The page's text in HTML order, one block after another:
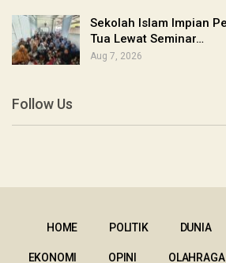
Sekolah Islam Impian
Tua Lewat Seminar…
Aug 7, 2026
Follow Us
HOME POLITIK DUNIA
EKONOMI OPINI OLAHRAGA